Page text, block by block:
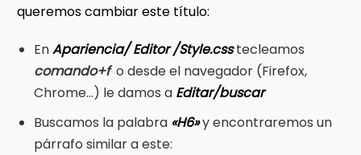
queremos cambiar este título:
EnApariencia/ Editor /Style.css tecleamos
comando+fo desde el navegador (Firefox,
Chrome…) le damos a Editar/buscar
Buscamos la palabra «H6»y encontraremos un
párrafo similar a este: